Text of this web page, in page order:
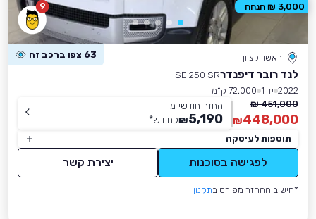
9
ראשון לציון 63 צפו ברכב זה
לנד רובר דיפנדרSE 250 SR
2022 יד 1
72,000 ק״מ
451,000 ₪
448,000
₪
החזר חודשי מ-
5,190
₪לחודש*
תוספות לעיסקה
לפגישה בסוכנות יצירת קשר
*חישוב ההחזר מפורט בתקנון
3,000 ₪ הנחה